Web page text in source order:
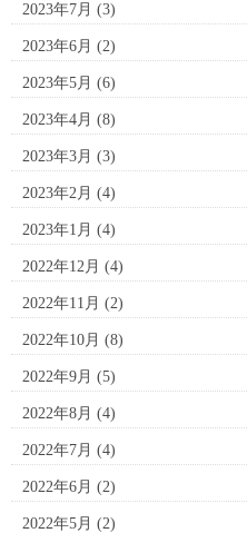
2023年7月 (3)
2023年6月 (2)
2023年5月 (6)
2023年4月 (8)
2023年3月 (3)
2023年2月 (4)
2023年1月 (4)
2022年12月 (4)
2022年11月 (2)
2022年10月 (8)
2022年9月 (5)
2022年8月 (4)
2022年7月 (4)
2022年6月 (2)
2022年5月 (2)